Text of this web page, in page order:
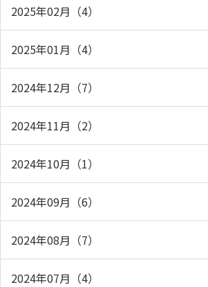
2025年02月（4）
2025年01月（4）
2024年12月（7）
2024年11月（2）
2024年10月（1）
2024年09月（6）
2024年08月（7）
2024年07月（4）